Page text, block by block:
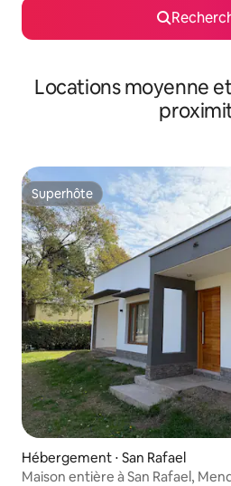
Locations moyenne
Superhôte
Superhôte
Hébergement ⋅ San Rafael
Maison entière à San Rafael,